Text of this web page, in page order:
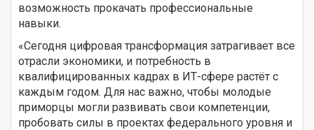
возможность прокачать профессиональные
навыки.
«Сегодня цифровая трансформация затрагивает все
отрасли экономики, и потребность в
квалифицированных кадрах в ИТ-сфере растёт с
каждым годом. Для нас важно, чтобы молодые
приморцы могли развивать свои компетенции,
пробовать силы в проектах федерального уровня и